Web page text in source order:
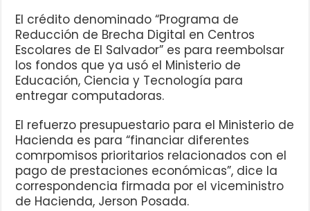
El crédito denominado “Programa de
Reducción de Brecha Digital en Centros
Escolares de El Salvador” es para reembolsar
los fondos que ya usó el Ministerio de
Educación, Ciencia y Tecnología para
entregar computadoras.
El refuerzo presupuestario para el Ministerio de
Hacienda es para “financiar diferentes
comrpomisos prioritarios relacionados con el
pago de prestaciones económicas”, dice la
correspondencia firmada por el viceministro
de Hacienda, Jerson Posada.